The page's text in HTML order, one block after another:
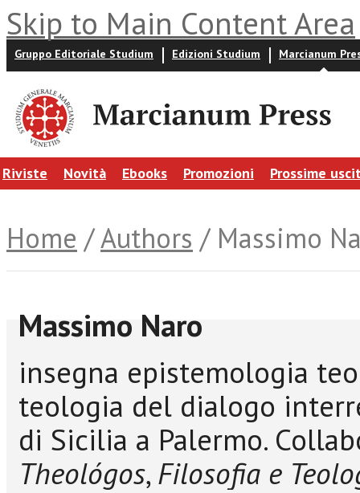
Skip to Main Content Area
Gruppo Editoriale Studium Edizioni Studium Marcianum
Riviste Novità Ebooks Promozioni Prossime
Home /Authors / Massimo
Massimo Naro
insegna epistemologia
teologia del dialogo
di Sicilia a Palermo.
Theológos,Filosofia e